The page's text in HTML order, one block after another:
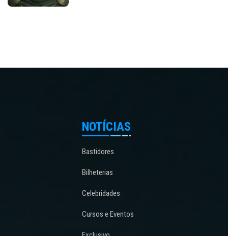
NOTÍCIAS
Bastidores
Bilheterias
Celebridades
Cursos e Eventos